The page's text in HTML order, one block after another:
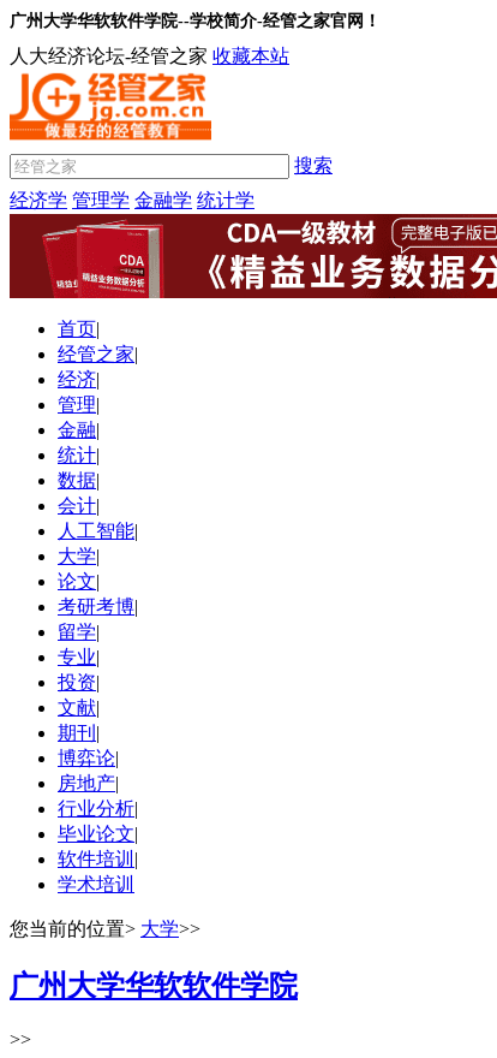
广州大学华软软件学院--学校简介-经管之家官网！
人大经济论坛-经管之家 收藏本站
搜索
经济学 管理学 金融学 统计学
首页|
经管之家|
经济|
管理|
金融|
统计|
数据|
会计|
人工智能|
大学|
论文|
考研考博|
留学|
专业|
投资|
文献|
期刊 |
博弈论|
房地产|
行业分析|
毕业论文|
软件培训 |
学术培训
您当前的位置> 大学>>
广州大学华软软件学院
>>